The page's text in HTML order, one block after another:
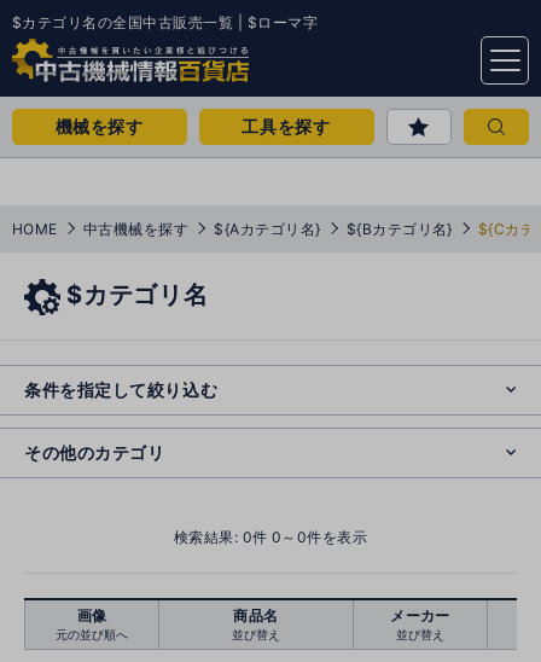
$カテゴリ名の全国中古販売一覧 | $ローマ字
menu
機械を探す 工具を探す
HOME 中古機械を探す ${Aカテゴリ名} ${Bカテゴリ名} ${Cカテ
$カテゴリ名
条件を指定して絞り込む
その他のカテゴリ
o
s
e
検索結果: 0件 0～0件を表示
画像
元の並び順へ
商品名
並び替え
メーカー
並び替え